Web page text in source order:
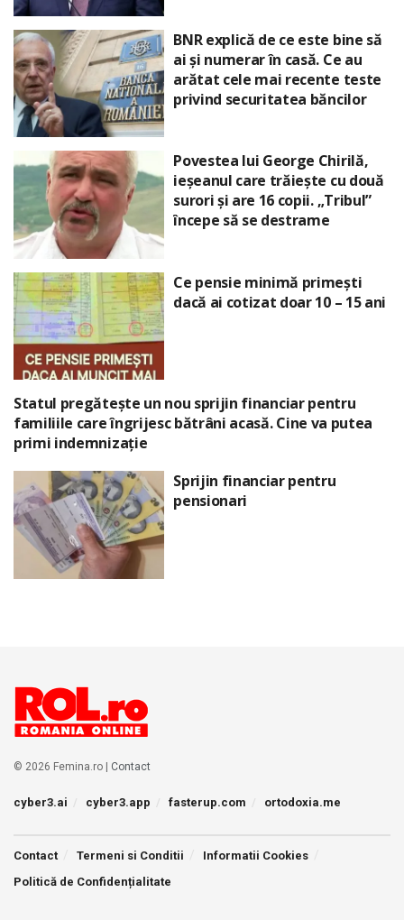
BNR explică de ce este bine să
ai și numerar în casă. Ce au
arătat cele mai recente teste
privind securitatea băncilor
Povestea lui George Chirilă,
ieșeanul care trăiește cu două
surori și are 16 copii. „Tribul”
începe să se destrame
Ce pensie minimă primești
dacă ai cotizat doar 10 – 15 ani
Statul pregătește un nou sprijin financiar pentru
familiile care îngrijesc bătrâni acasă. Cine va putea
primi indemnizație
Sprijin financiar pentru
pensionari
© 2026 Femina.ro | Contact
cyber3.ai cyber3.app fasterup.com ortodoxia.me
Contact Termeni si Conditii
Informatii Cookies
Politică de Confidențialitate